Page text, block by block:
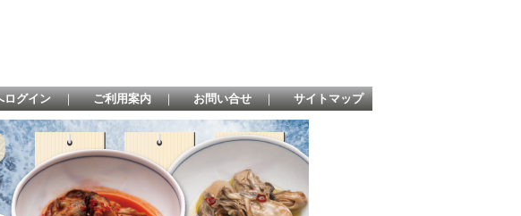
ログイン ｜ ご利用案内 ｜ お問い合せ ｜ サイトマップ